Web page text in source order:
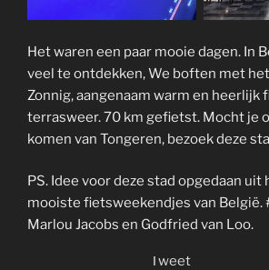
Het waren een paar mooie dagen. In
veel te ontdekken, We boften met
Zonnig, aangenaam warm en heerlijk
terrasweer. 70 km gefietst. Mocht je
komen van Tongeren, bezoek deze
PS. Idee voor deze stad opgedaan uit
mooiste fietsweekendjes van België.
Marlou Jacobs en Godfried van Loo.
Tweet